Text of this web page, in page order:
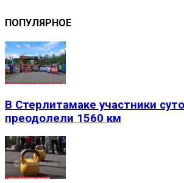
ПОПУЛЯРНОЕ
В Стерлитамаке участники
преодолели 1560 км